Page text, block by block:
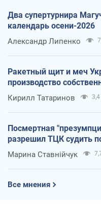
Два супертурнира
календарь осени-2026
Александр Липенко
Ракетный щит и меч
производство
Кирилл Татаринов 3,4
Посмертная
разрешил ТЦК судить
Марина Ставнійчук
Все мнения